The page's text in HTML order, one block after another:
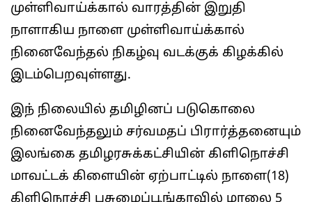
முள்ளிவாய்க்கால் வாரத்தின் இறுதி
நாளாகிய நாளை முள்ளிவாய்க்கால்
நினைவேந்தல் நிகழ்வு வடக்குக் கிழக்கில்
இடம்பெறவுள்ளது.
இந் நிலையில் தமிழினப் படுகொலை
நினைவேந்தலும் சர்வமதப் பிரார்த்தனையும்
இலங்கை தமிழரசுக்கட்சியின் கிளிநொச்சி
மாவட்டக் கிளையின் ஏற்பாட்டில் நாளை(18)